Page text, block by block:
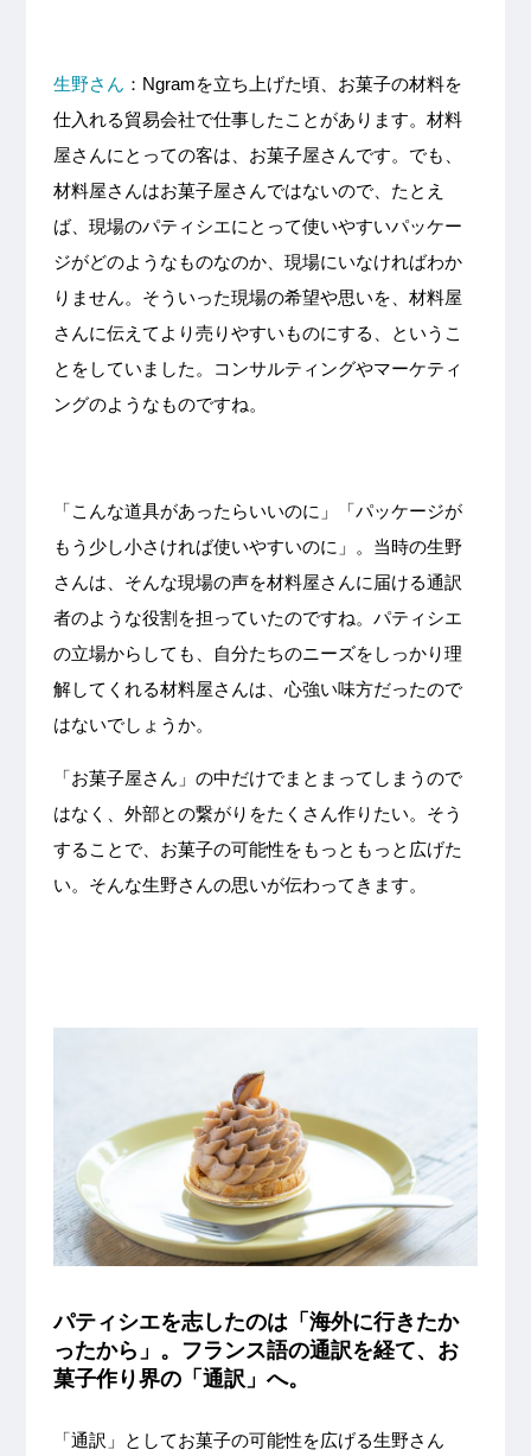
生野さん ：Ngramを立ち上げた頃、お菓子の材料を
仕入れる貿易会社で仕事したことがあります。材料
屋さんにとっての客は、お菓子屋さんです。でも、
材料屋さんはお菓子屋さんではないので、たとえ
ば、現場のパティシエにとって使いやすいパッケー
ジがどのようなものなのか、現場にいなければわか
りません。そういった現場の希望や思いを、材料屋
さんに伝えてより売りやすいものにする、というこ
とをしていました。コンサルティングやマーケティ
ングのようなものですね。
「こんな道具があったらいいのに」「パッケージが
もう少し小さければ使いやすいのに」。当時の生野
さんは、そんな現場の声を材料屋さんに届ける通訳
者のような役割を担っていたのですね。パティシエ
の立場からしても、自分たちのニーズをしっかり理
解してくれる材料屋さんは、心強い味方だったので
はないでしょうか。
「お菓子屋さん」の中だけでまとまってしまうので
はなく、外部との繋がりをたくさん作りたい。そう
することで、お菓子の可能性をもっともっと広げた
い。そんな生野さんの思いが伝わってきます。
パティシエを志したのは「海外に行きたか
ったから」。フランス語の通訳を経て、お
菓子作り界の「通訳」へ。
「通訳」としてお菓子の可能性を広げる生野さん